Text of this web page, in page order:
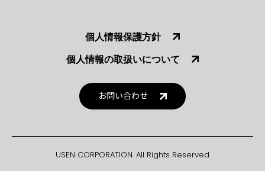
個人情報保護方針
個人情報の取扱いについて
お問い合わせ
USEN CORPORATION. All Rights Reserved